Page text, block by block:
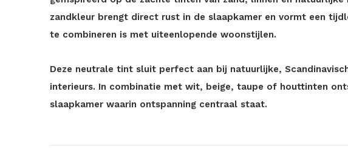
zandkleur brengt direct rust in de slaapkamer en vormt een
te combineren is met uiteenlopende woonstijlen.
Deze neutrale tint sluit perfect aan bij natuurlijke,
interieurs. In combinatie met wit, beige, taupe of houttinten
slaapkamer waarin ontspanning centraal staat.